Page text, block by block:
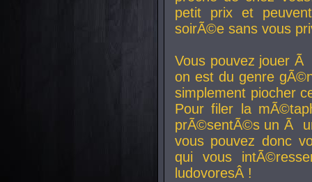
petit prix et
soirÃ©e sans vous
Vous pouvez jouer
on est du genre
simplement piocher
Pour filer la
prÃ©sentÃ©s un Ã
vous pouvez donc
qui vous
ludovoresÂ !